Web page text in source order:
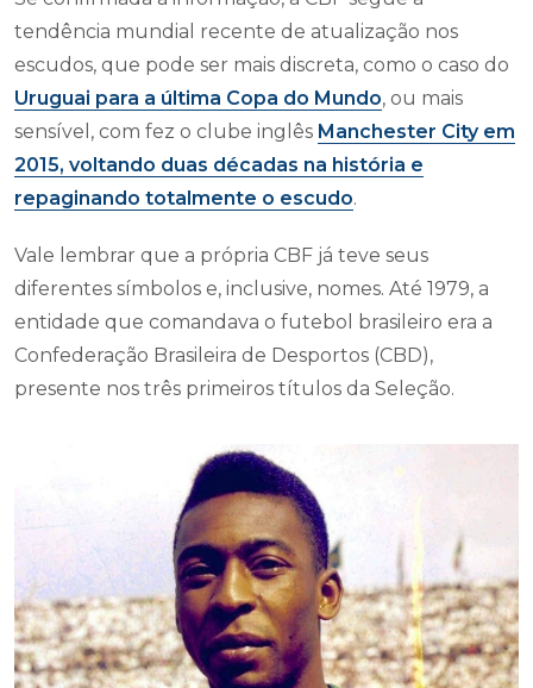
tendência mundial recente de atualização nos
escudos, que pode ser mais discreta, como o caso do
Uruguai para a última Copa do Mundo, ou mais
sensível, com fez o clube inglês Manchester City em
2015, voltando duas décadas na história e
repaginando totalmente o escudo.
Vale lembrar que a própria CBF já teve seus
diferentes símbolos e, inclusive, nomes. Até 1979, a
entidade que comandava o futebol brasileiro era a
Confederação Brasileira de Desportos (CBD),
presente nos três primeiros títulos da Seleção.